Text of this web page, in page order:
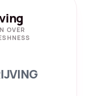
OVER